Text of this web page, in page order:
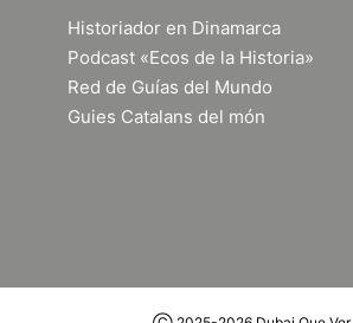
Historiador en Dinamarca
Podcast «Ecos de la Historia»
Red de Guías del Mundo
Guies Catalans del món